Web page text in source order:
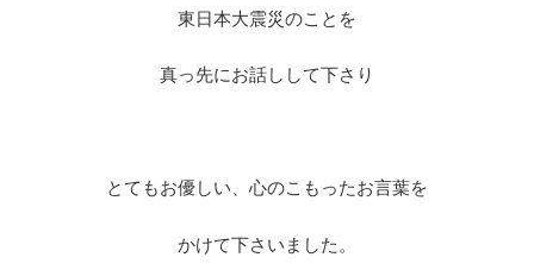
東日本大震災のことを
真っ先にお話しして下さり
とてもお優しい、心のこもったお言葉を
かけて下さいました。